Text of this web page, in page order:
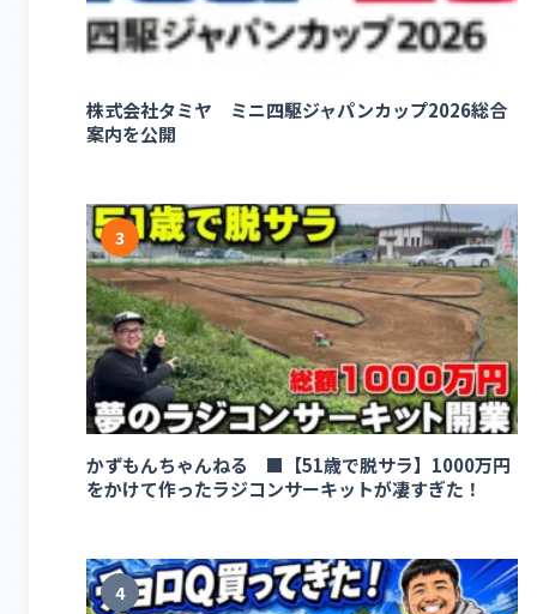
株式会社タミヤ ミニ四駆ジャパンカップ2026総合
案内を公開
3
かずもんちゃんねる ■【51歳で脱サラ】1000万円
をかけて作ったラジコンサーキットが凄すぎた！
4